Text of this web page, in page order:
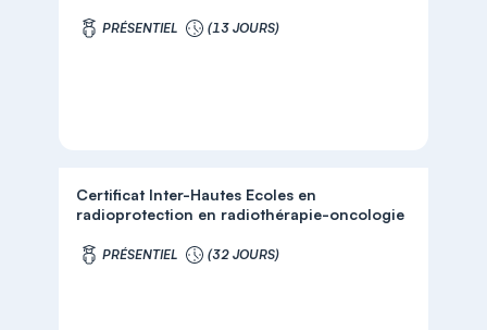
PRÉSENTIEL (13 JOURS)
Certificat Inter-Hautes Ecoles en
radioprotection en radiothérapie-oncologie
PRÉSENTIEL (32 JOURS)